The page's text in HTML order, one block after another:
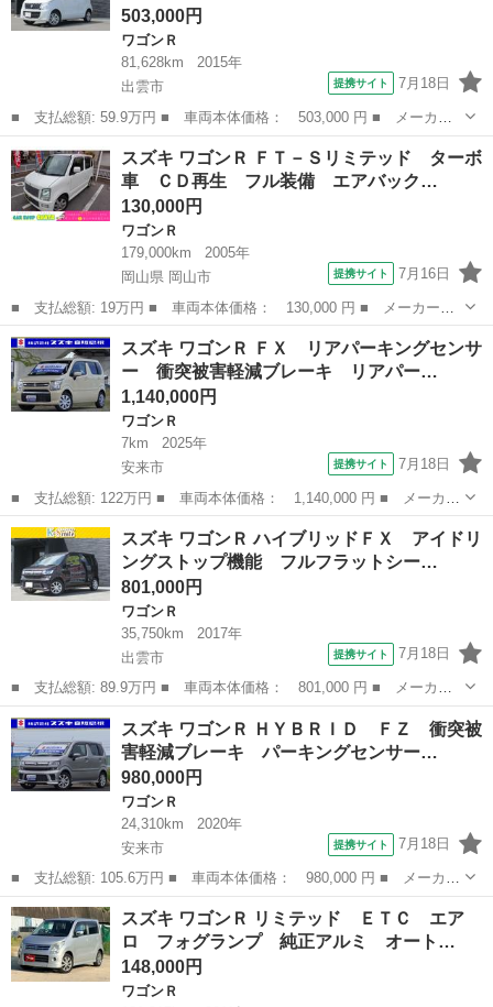
503,000円
ワゴンＲ
81,628km
2015年
出雲市
提携サイト 7月18日
■ 支払総額: 59.9万円 ■ 車両本体価格： 503,000 円 ■ メーカー
名： スズキ ■ 車種名： ワゴンＲ ■ グレード名： ＦＸリミテ
ッド アイドリングＳ 運転席側シートヒーター 盗難警報装置 ス
マートキー＆...
島根 出雲市 ワゴンＲ
スズキ ワゴンＲ ＦＴ－Ｓリミテッド ターボ
車 ＣＤ再生 フル装備 エアバック…
130,000円
ワゴンＲ
179,000km
2005年
岡山県 岡山市
提携サイト 7月16日
■ 支払総額: 19万円 ■ 車両本体価格： 130,000 円 ■ メーカー
名： スズキ ■ 車種名： ワゴンＲ ■ グレード名： ＦＴ－Ｓリ
ミテッド ターボ車 ＣＤ再生 フル装備 エアバック ＡＢＳ 純
正１４インチＡＷ...
岡山 岡山市 ワゴンＲ
スズキ ワゴンＲ ＦＸ リアパーキングセンサ
ー 衝突被害軽減ブレーキ リアパー…
1,140,000円
ワゴンＲ
7km
2025年
安来市
提携サイト 7月18日
■ 支払総額: 122万円 ■ 車両本体価格： 1,140,000 円 ■ メーカー
名： スズキ ■ 車種名： ワゴンＲ ■ グレード名： ＦＸ リア
パーキングセンサー 衝突被害軽減ブレーキ リアパーキングセンサ
ー 運転席...
島根 安来市 ワゴンＲ
スズキ ワゴンＲ ハイブリッドＦＸ アイドリ
ングストップ機能 フルフラットシー…
801,000円
ワゴンＲ
35,750km
2017年
出雲市
提携サイト 7月18日
■ 支払総額: 89.9万円 ■ 車両本体価格： 801,000 円 ■ メーカー
名： スズキ ■ 車種名： ワゴンＲ ■ グレード名： ハイブリッ
ドＦＸ アイドリングストップ機能 フルフラットシート デュアル
エアバッグ ...
島根 出雲市 ワゴンＲ
スズキ ワゴンＲ ＨＹＢＲＩＤ ＦＺ 衝突被
害軽減ブレーキ パーキングセンサー…
980,000円
ワゴンＲ
24,310km
2020年
安来市
提携サイト 7月18日
■ 支払総額: 105.6万円 ■ 車両本体価格： 980,000 円 ■ メーカー
名： スズキ ■ 車種名： ワゴンＲ ■ グレード名： ＨＹＢＲＩ
Ｄ ＦＺ 衝突被害軽減ブレーキ パーキングセンサー バックカメ
ラ リアパ...
島根 安来市 ワゴンＲ
スズキ ワゴンＲ リミテッド ＥＴＣ エア
ロ フォグランプ 純正アルミ オート…
148,000円
ワゴンＲ